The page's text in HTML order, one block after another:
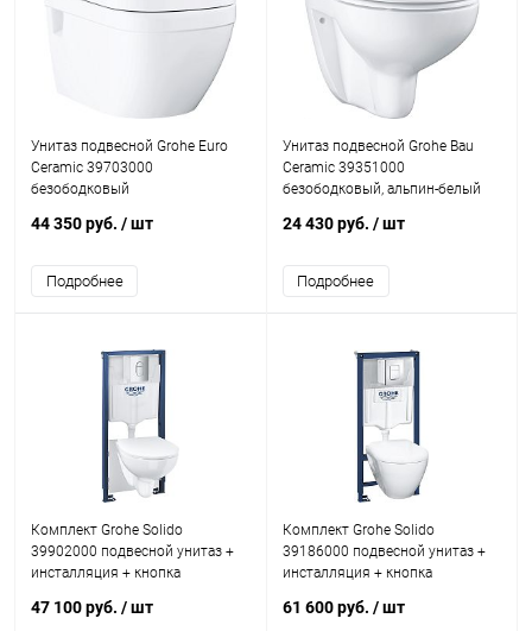
Унитаз подвесной Grohe Euro
Ceramic 39703000
безободковый
44 350 руб. / шт
Подробнее
Унитаз подвесной Grohe Bau
Ceramic 39351000
безободковый, альпин-белый
24 430 руб. / шт
Подробнее
Комплект Grohe Solido
39902000 подвесной унитаз +
инсталляция + кнопка
47 100 руб. / шт
Комплект Grohe Solido
39186000 подвесной унитаз +
инсталляция + кнопка
61 600 руб. / шт